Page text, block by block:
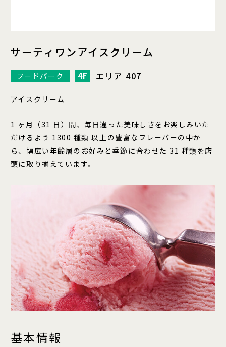
サーティワンアイスクリーム
フードパーク 4F エリア 407
アイスクリーム
1 ヶ月（31 日）間、毎日違った美味しさをお楽しみいた
だけるよう 1300 種類 以上の豊富なフレーバーの中か
ら、幅広い年齢層のお好みと季節に合わせた 31 種類を店
頭に取り揃えています。
基本情報